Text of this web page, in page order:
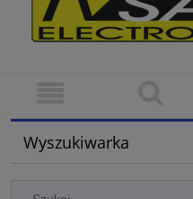
Wyszukiwarka